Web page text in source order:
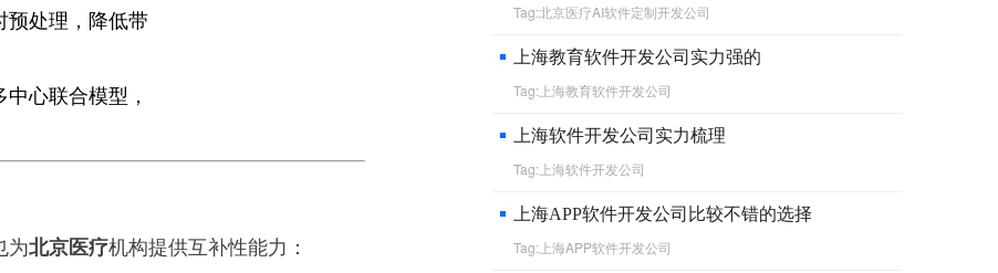
预处理，降低带
心联合模型，
为北京医疗机构提供互补性能力：
Tag:北京医疗AI软件定制开发公司
上海教育软件开发公司实力强的
Tag:上海教育软件开发公司
上海软件开发公司实力梳理
Tag:上海软件开发公司
上海APP软件开发公司比较不错的选择
Tag:上海APP软件开发公司